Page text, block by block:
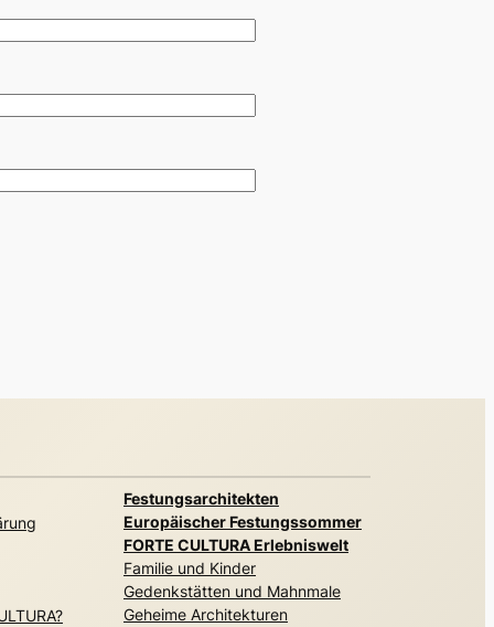
Festungsarchitekten
Europäischer Festungssommer
FORTE CULTURA Erlebniswelt
Familie und Kinder
Gedenkstätten und Mahnmale
Geheime Architekturen